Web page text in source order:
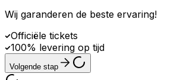
Wij garanderen de beste ervaring!
Officiële tickets
100% levering op tijd
Volgende stap